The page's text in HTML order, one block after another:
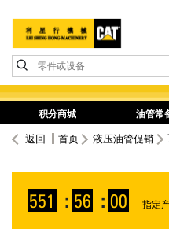
零件或设备
积分商城 油管常
返回 首页 液压油管促销
551 : 56 : 00 指定